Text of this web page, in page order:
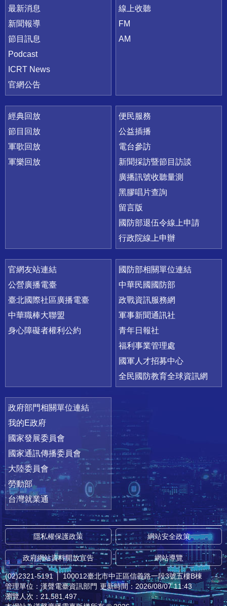
最新消息
新聞報導
節目訊息
Podcast
ICRT News
官網公告
線上收聽
FM
AM
經典回放
節目回放
軍歌回放
軍樂回放
便民服務
公益插播
電台參訪
新聞採訪暨節目訪談
廣播訊號收聽量測
黑膠唱片查詢
留言版
國防部退伍令線上申請
行政院線上申辦
官網友站連結
公營廣播電臺
臺北國際社區廣播電臺
中華職棒大聯盟
身心障礙者權利公約
國防部相關單位連結
中華民國國防部
政戰資訊服務網
軍事新聞通訊社
青年日報社
福利事業管理處
國軍人才招募中心
全民國防教育全球資訊網
政府部門相關單位連結
我的E政府
國家發展委員會
國家通訊傳播委員會
大陸委員會
勞動部
台灣就業通
隱私權保護政策 網站安全政策
政府網站資料開放宣告 網站導覽
(02)2321-5191 │ 100012臺北市中正區信義路一段3號五樓B棟
管理單位：漢聲電臺資訊部門 更新時間：2026/08/07 11:43
瀏覽人次：21,581,497